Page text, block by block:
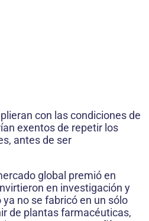
con las condiciones de
exentos de repetir los
antes de ser
global premió en
en investigación y
no se fabricó en un sólo
de plantas farmacéuticas,